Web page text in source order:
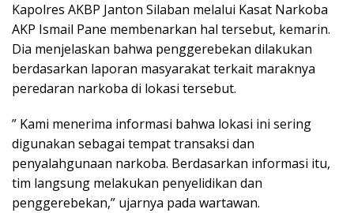
Kapolres AKBP Janton Silaban melalui Kasat Narkoba
AKP Ismail Pane membenarkan hal tersebut, kemarin.
Dia menjelaskan bahwa penggerebekan dilakukan
berdasarkan laporan masyarakat terkait maraknya
peredaran narkoba di lokasi tersebut.
” Kami menerima informasi bahwa lokasi ini sering
digunakan sebagai tempat transaksi dan
penyalahgunaan narkoba. Berdasarkan informasi itu,
tim langsung melakukan penyelidikan dan
penggerebekan,” ujarnya pada wartawan.